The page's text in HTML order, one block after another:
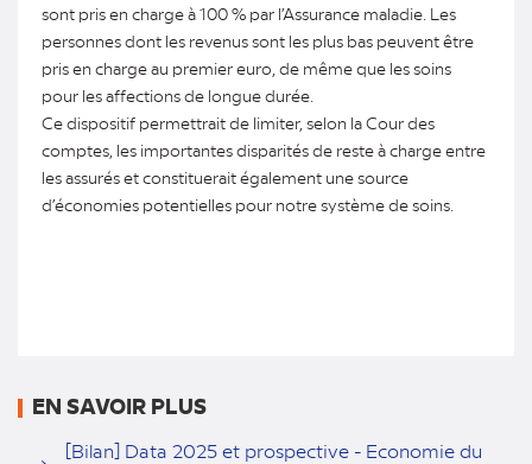
sont pris en charge à 100 % par l’Assurance maladie. Les
personnes dont les revenus sont les plus bas peuvent être
pris en charge au premier euro, de même que les soins
pour les affections de longue durée.
Ce dispositif permettrait de limiter, selon la Cour des
comptes, les importantes disparités de reste à charge entre
les assurés et constituerait également une source
d’économies potentielles pour notre système de soins.
EN SAVOIR PLUS
[Bilan] Data 2025 et prospective - Economie du